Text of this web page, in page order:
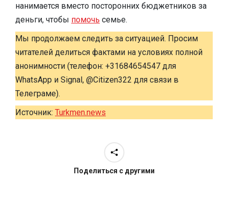
нанимается вместо посторонних бюджетников за
деньги, чтобы помочь семье.
Мы продолжаем следить за ситуацией. Просим
читателей делиться фактами на условиях полной
анонимности (телефон: +31684654547 для
WhatsApp и Signal, @Citizen322 для связи в
Телеграме).
Источник: Turkmen.news
Поделиться с другими